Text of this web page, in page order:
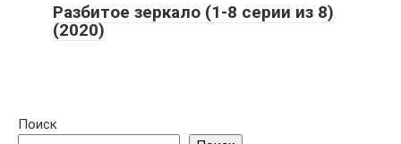
Разбитое зеркало (1-8 серии из 8)
(2020)
Поиск